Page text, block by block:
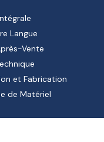
Langue
Vente
et Fabrication
de Matériel